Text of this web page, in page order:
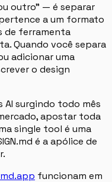
outro” — é separar
a um formato
de ferramenta
Quando você separa
adicionar uma
o design
AI surgindo todo mês
apostar toda
single tool é uma
é a apólice de
funcionam em